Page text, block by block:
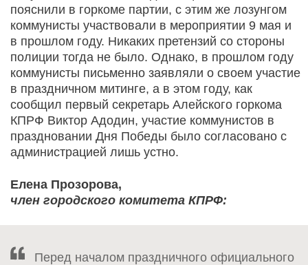
пояснили в горкоме партии, с этим же лозунгом
коммунисты участвовали в мероприятии 9 мая и
в прошлом году. Никаких претензий со стороны
полиции тогда не было. Однако, в прошлом году
коммунисты письменно заявляли о своем участие
в праздничном митинге, а в этом году, как
сообщил первый секретарь Алейского горкома
КПРФ Виктор Адодин, участие коммунистов в
праздновании Дня Победы было согласовано с
администрацией лишь устно.
Елена Прозорова,
член городского комитета КПРФ:
Перед началом праздничного официального